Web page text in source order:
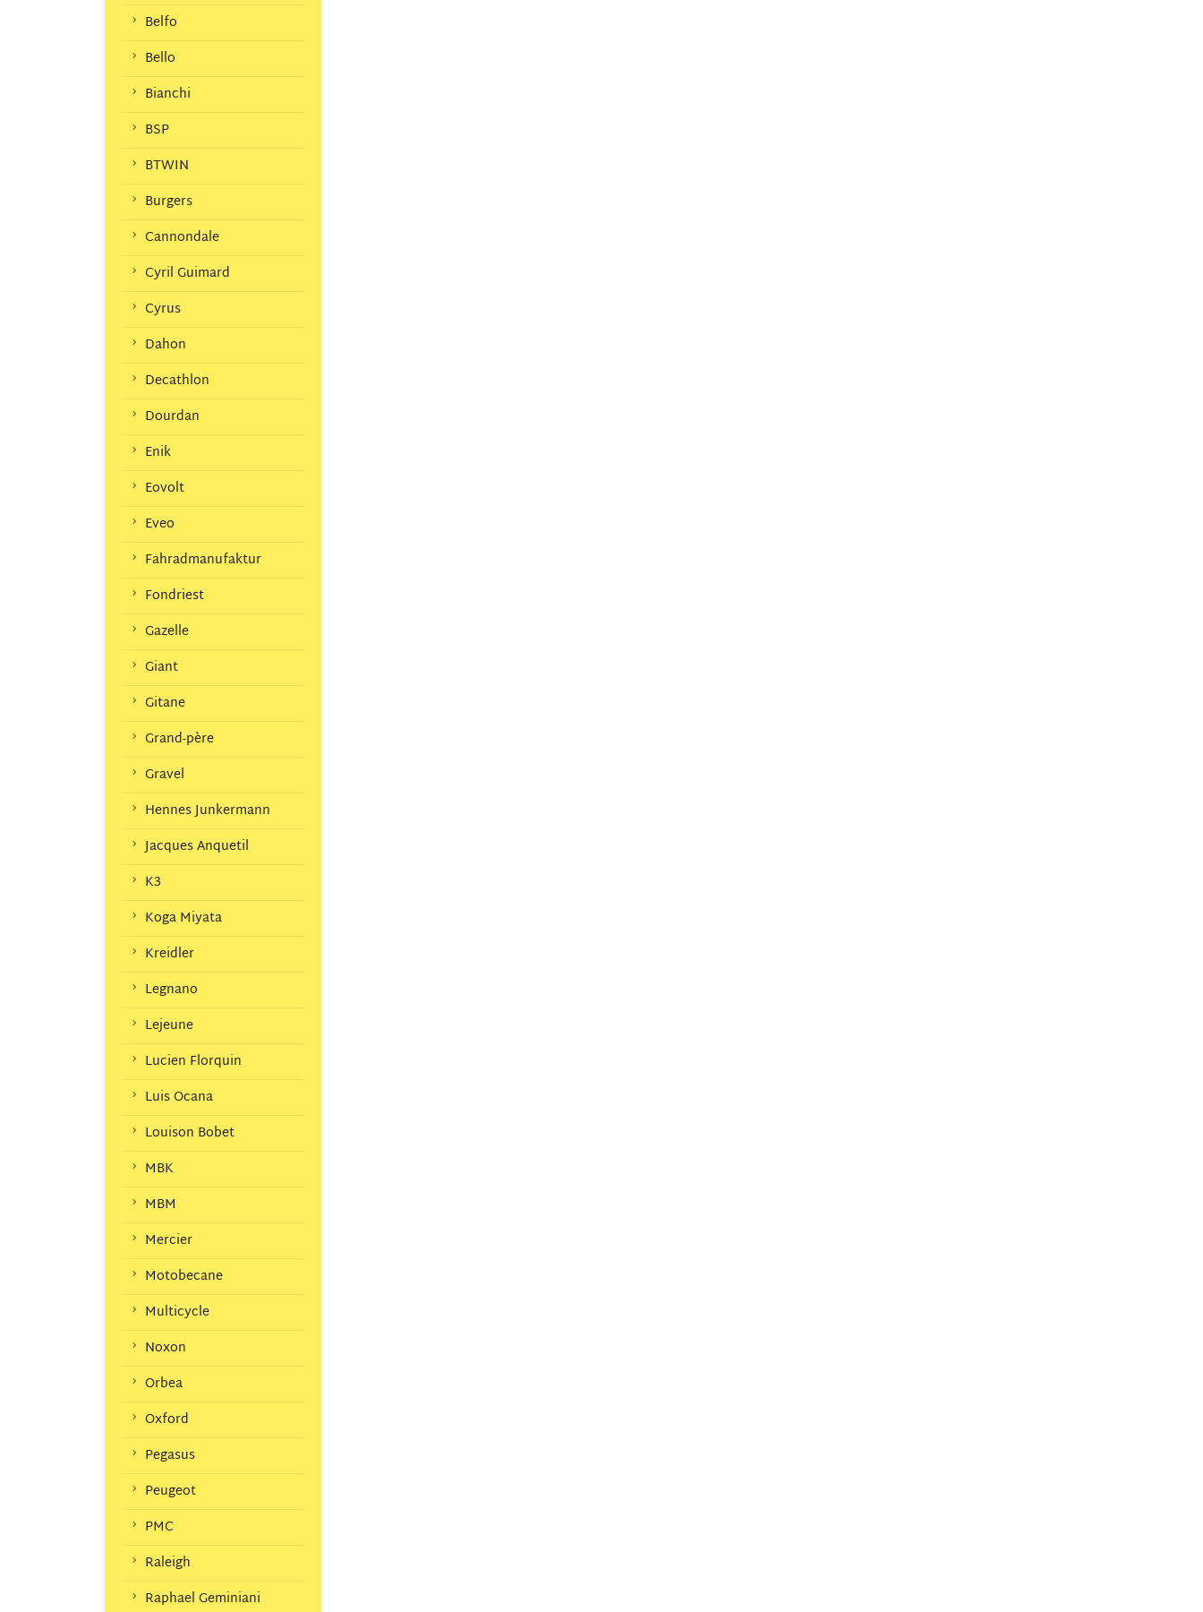
Belfo
Bello
Bianchi
BSP
BTWIN
Burgers
Cannondale
Cyril Guimard
Cyrus
Dahon
Decathlon
Dourdan
Enik
Eovolt
Eveo
Fahradmanufaktur
Fondriest
Gazelle
Giant
Gitane
Grand-père
Gravel
Hennes Junkermann
Jacques Anquetil
K3
Koga Miyata
Kreidler
Legnano
Lejeune
Lucien Florquin
Luis Ocana
Louison Bobet
MBK
MBM
Mercier
Motobecane
Multicycle
Noxon
Orbea
Oxford
Pegasus
Peugeot
PMC
Raleigh
Raphael Geminiani